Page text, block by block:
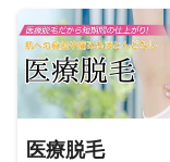
医療脱毛